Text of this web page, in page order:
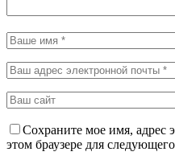
Сохраните мое имя, адрес
этом браузере для